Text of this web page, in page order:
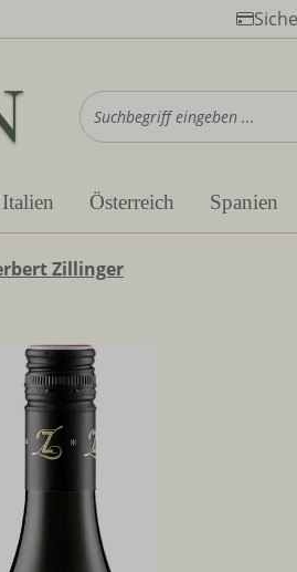
Italien Österreich Spanien
Zillinger